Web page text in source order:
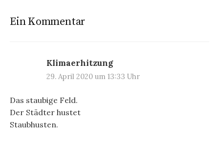
Ein Kommentar
Klimaerhitzung
29. April 2020 um 13:33 Uhr
Das staubige Feld.
Der Städter hustet
Staubhusten.